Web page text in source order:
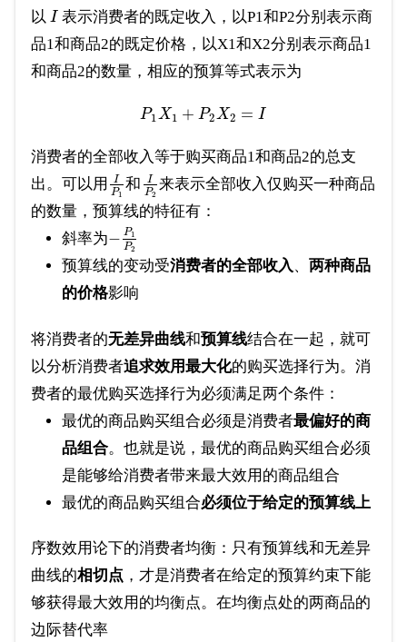
以 I 表示消费者的既定收入，以P1和P2分别表示商
品1和商品2的既定价格，以X1和X2分别表示商品1
和商品2的数量，相应的预算等式表示为
P1 X1 + P2X2 = I
消费者的全部收入等于购买商品1和商品2的总支
出。可以用
I
P1
和
I
P2
来表示全部收入仅购买一种商品
的数量，预算线的特征有：
斜率为− P1
P2
预算线的变动受消费者的全部收入、 两种商品
的价格影响
将消费者的无差异曲线和预算线结合在一起，就可
以分析消费者追求效用最大化的购买选择行为。消
费者的最优购买选择行为必须满足两个条件：
最优的商品购买组合必须是消费者最偏好的商
品组合。也就是说，最优的商品购买组合必须
是能够给消费者带来最大效用的商品组合
最优的商品购买组合必须位于给定的预算线上
序数效用论下的消费者均衡：只有预算线和无差异
曲线的相切点 ，才是消费者在给定的预算约束下能
够获得最大效用的均衡点。在均衡点处的两商品的
边际替代率